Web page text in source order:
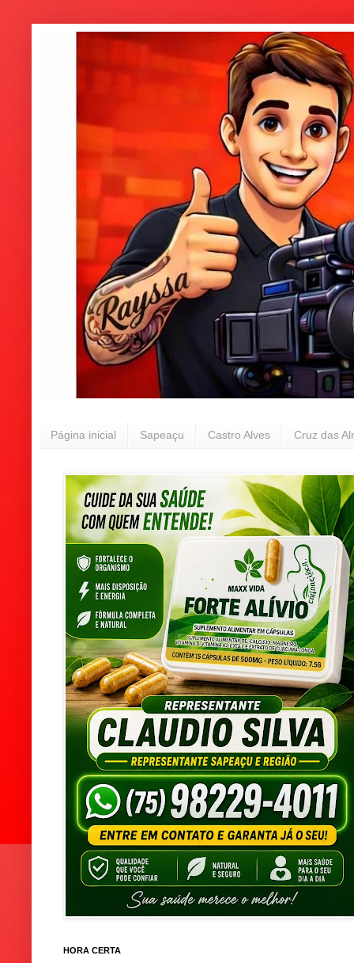
Página inicial Sapeaçu Castro Alves Cruz das
HORA CERTA